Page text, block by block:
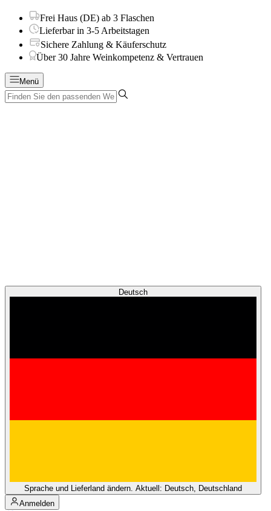
Frei Haus (DE) ab 3 Flaschen
Lieferbar in 3-5 Arbeitstagen
Sichere Zahlung & Käuferschutz
Über 30 Jahre Weinkompetenz & Vertrauen
Menü
Deutsch
Sprache und Lieferland ändern. Aktuell: Deutsch, Deutschland
Anmelden